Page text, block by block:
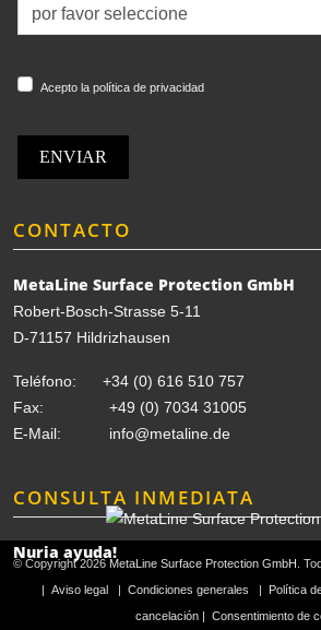
Acepto la política de privacidad
ENVIAR
CONTACTO
MetaLine Surface Protection GmbH
Robert-Bosch-Strasse 5-11
D-71157 Hildrizhausen
Teléfono: +34 (0) 616 510 757
Fax: +49 (0) 7034 31005
E-Mail: info@metaline.de
CONSULTA INMEDIATA
Nuria ayuda!
© Copyright 2026 MetaLine Surface Protection GmbH .
| Aviso legal| Condiciones generales | Política
cancelación | Consentimiento de